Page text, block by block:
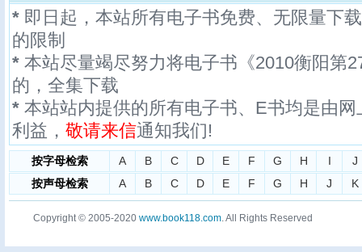
* 即日起，本站所有电子书免费、无限量下
的限制
* 本站尽量竭尽努力将电子书《2010衡阳第
的，全集下载
* 本站站内提供的所有电子书、E书均是由
利益， 敬请来信通知我们!
按字母检索 A B C D E F G H I
J
按声母检索
A B C D E F G H J K
Copyright © 2005-2020 www.book118.com. All Rights Reserved